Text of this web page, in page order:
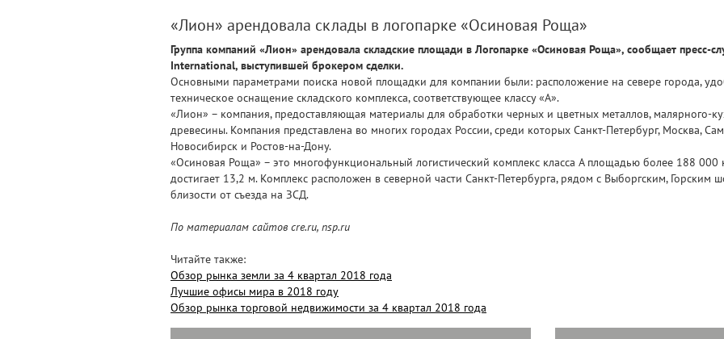
«Лион» арендовала склады в логопарке «Осиновая Роща»
Группа компаний «Лион» арендовала складские площади в Логопарке «Осиновая Роща», сообщает пресс-
International, выступившей брокером сделки.
Основными параметрами поиска новой площадки для компании были: расположение на севере города,
техническое оснащение складского комплекса, соответствующее классу «A».
«Лион» – компания, предоставляющая материалы для обработки черных и цветных металлов, малярного-
древесины. Компания представлена во многих городах России, среди которых Санкт-Петербург, Москва,
Новосибирск и Ростов-на-Дону.
«Осиновая Роща» – это многофункциональный логистический комплекс класса А площадью более 188 000
достигает 13,2 м. Комплекс расположен в северной части Санкт-Петербурга, рядом с Выборгским, Горским
близости от съезда на ЗСД.
По материалам сайтов cre.ru, nsp.ru
Читайте также:
Обзор рынка земли за 4 квартал 2018 года
Лучшие офисы мира в 2018 году
Обзор рынка торговой недвижимости за 4 квартал 2018 года